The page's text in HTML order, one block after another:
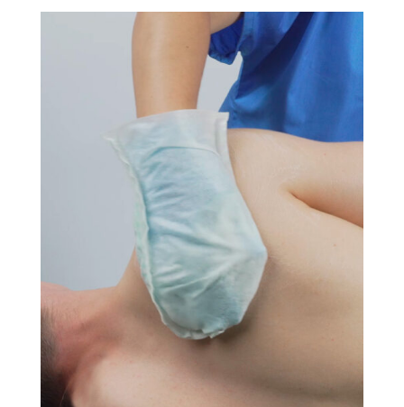
Hygiène